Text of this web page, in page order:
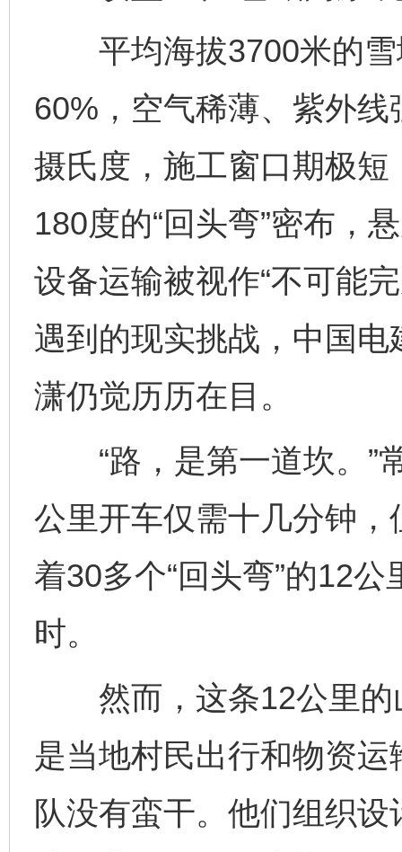
平均海拔3700米的雪
60%，空气稀薄、紫外
摄氏度，施工窗口期极
180度的“回头弯”密布，
设备运输被视作“不可能
遇到的现实挑战，中国
潇仍觉历历在目。
“路，是第一道坎。”
公里开车仅需十几分钟
着30多个“回头弯”的12
时。
然而，这条12公里的
是当地村民出行和物资
队没有蛮干。他们组织